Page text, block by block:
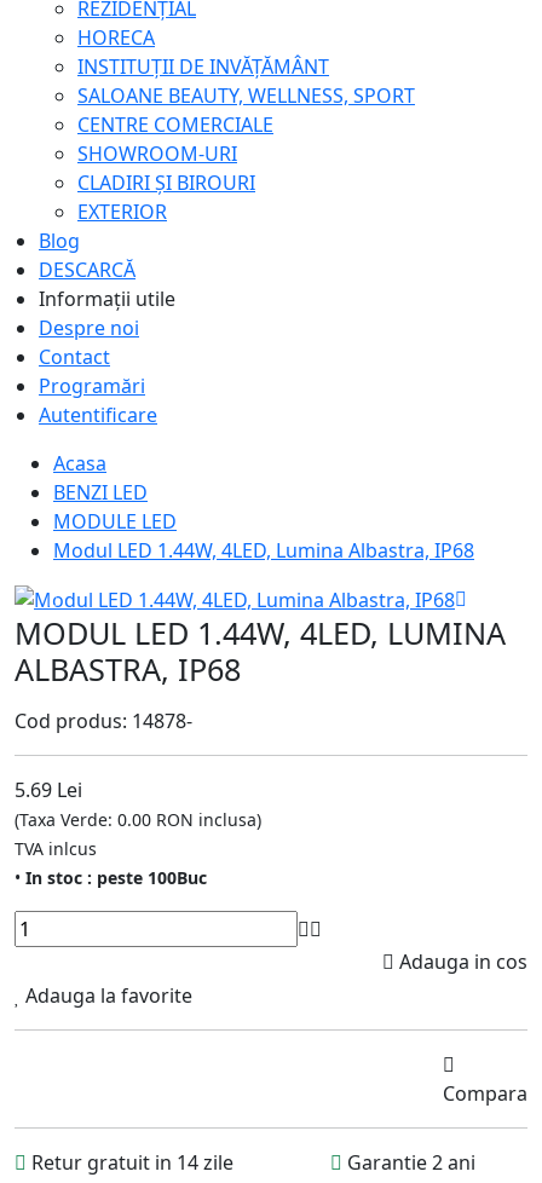
REZIDENȚIAL
HORECA
INSTITUȚII DE INVĂȚĂMÂNT
SALOANE BEAUTY, WELLNESS, SPORT
CENTRE COMERCIALE
SHOWROOM-URI
CLADIRI ȘI BIROURI
EXTERIOR
Blog
DESCARCĂ
Informații utile
Despre noi
Contact
Programări
Autentificare
Acasa
BENZI LED
MODULE LED
Modul LED 1.44W, 4LED, Lumina Albastra, IP68
MODUL LED 1.44W, 4LED, LUMINA
ALBASTRA, IP68
Cod produs: 14878-
5.69 Lei
(Taxa Verde: 0.00 RON inclusa)
TVA inlcus
• In stoc : peste 100Buc
Adauga in cos
Adauga la favorite
Compara
Retur gratuit in 14 zile Garantie 2 ani